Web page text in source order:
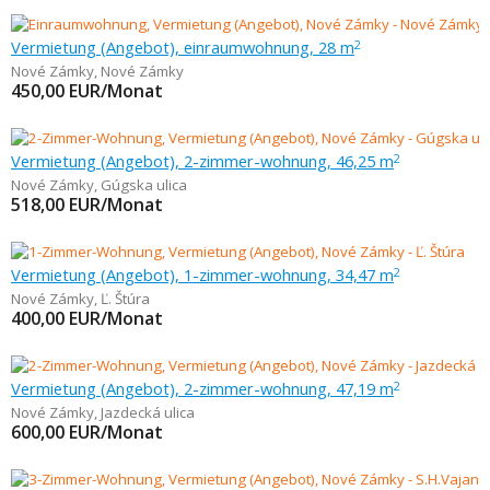
Vermietung (Angebot), einraumwohnung, 28 m2
Nové Zámky, Nové Zámky
450,00 EUR/Monat
Vermietung (Angebot), 2-zimmer-wohnung, 46,25 m2
Nové Zámky, Gúgska ulica
518,00 EUR/Monat
Vermietung (Angebot), 1-zimmer-wohnung, 34,47 m2
Nové Zámky, Ľ. Štúra
400,00 EUR/Monat
Vermietung (Angebot), 2-zimmer-wohnung, 47,19 m2
Nové Zámky, Jazdecká ulica
600,00 EUR/Monat